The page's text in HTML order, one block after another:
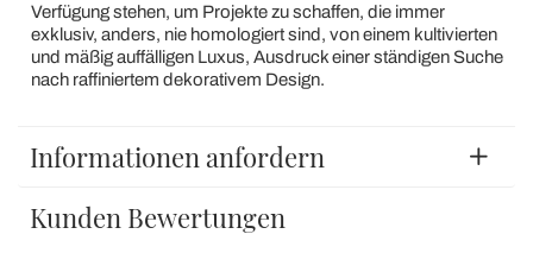
Verfügung stehen, um Projekte zu schaffen, die immer
exklusiv, anders, nie homologiert sind, von einem kultivierten
und mäßig auffälligen Luxus, Ausdruck einer ständigen Suche
nach raffiniertem dekorativem Design.
Informationen anfordern
Kunden Bewertungen